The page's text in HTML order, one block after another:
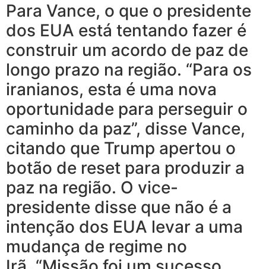
Para Vance, o que o presidente
dos EUA está tentando fazer é
construir um acordo de paz de
longo prazo na região. “Para os
iranianos, esta é uma nova
oportunidade para perseguir o
caminho da paz”, disse Vance,
citando que Trump apertou o
botão de reset para produzir a
paz na região. O vice-
presidente disse que não é a
intenção dos EUA levar a uma
mudança de regime no